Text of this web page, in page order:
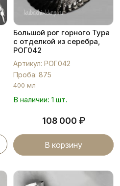
Большой рог горного Тура
с отделкой из серебра,
РОГ042
Артикул: РОГ042
Проба: 875
400 мл
В наличии: 1 шт.
108 000 ₽
В корзину